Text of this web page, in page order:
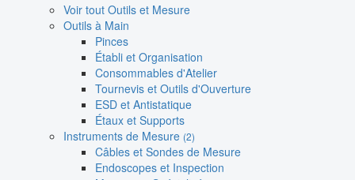
Voir tout Outils et Mesure
Outils à Main
Pinces
Établi et Organisation
Consommables d'Atelier
Tournevis et Outils d'Ouverture
ESD et Antistatique
Étaux et Supports
Instruments de Mesure (2)
Câbles et Sondes de Mesure
Endoscopes et Inspection